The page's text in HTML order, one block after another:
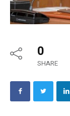
0
SHARE